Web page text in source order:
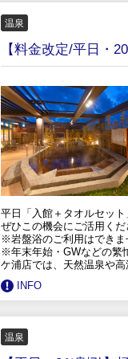
温泉
【料金改定/平日・
平日「入館＋タオルセッ
ぜひこの機会にご活用くだ
※岩盤浴のご利用はできま
※年末年始・GWなどの繁
ケ浦店では、天然温泉や
INFO
温泉